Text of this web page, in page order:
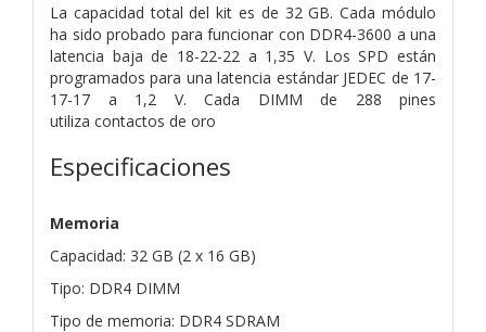
La capacidad total del kit es de 32 GB. Cada módulo
ha sido probado para funcionar con DDR4-3600 a una
latencia baja de 18-22-22 a 1,35 V. Los SPD están
programados para una latencia estándar JEDEC de 17-
17-17 a 1,2 V. Cada DIMM de 288 pines
utiliza contactos de oro
Especificaciones
Memoria
Capacidad: 32 GB (2 x 16 GB)
Tipo: DDR4 DIMM
Tipo de memoria: DDR4 SDRAM